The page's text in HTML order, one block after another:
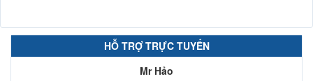
HỖ TRỢ TRỰC TUYẾN
Mr Hảo